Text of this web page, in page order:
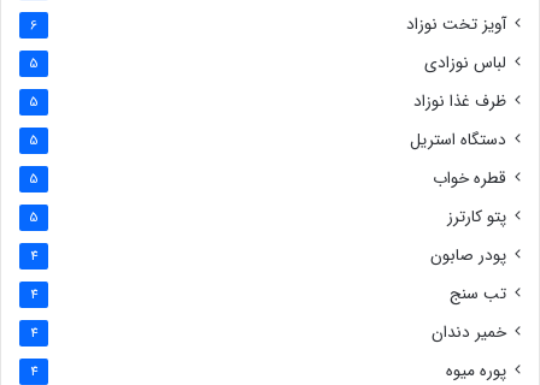
آویز تخت نوزاد 6
لباس نوزادی 5
ظرف غذا نوزاد 5
دستگاه استریل 5
قطره خواب 5
پتو کارترز 5
پودر صابون 4
تب سنج 4
خمیر دندان 4
پوره میوه 4